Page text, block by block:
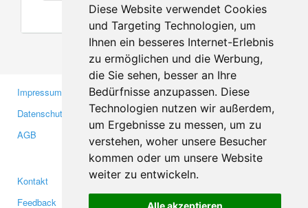
Diese Website verwendet Cookies
und Targeting Technologien, um
Ihnen ein besseres Internet-Erlebnis
zu ermöglichen und die Werbung,
die Sie sehen, besser an Ihre
Bedürfnisse anzupassen. Diese
Technologien nutzen wir außerdem,
um Ergebnisse zu messen, um zu
verstehen, woher unsere Besucher
kommen oder um unsere Website
weiter zu entwickeln.
Alle akzeptieren
Impressum
Datenschutzerklärung
AGB
Gewerbetreibende
Investoren
Medien
Kontakt
Feedback
Facebook
Twitter